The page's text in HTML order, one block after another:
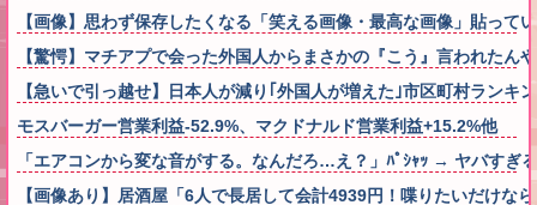
【画像】思わず保存したくなる「笑える画像・最高な画像」貼って
【驚愕】マチアプで会った外国人からまさかの『こう』言われたん
【急いで引っ越せ】日本人が減り｢外国人が増えた｣市区町村ラン
モスバーガー営業利益-52.9%、マクドナルド営業利益+15.2%他
「エアコンから変な音がする。なんだろ…え？」ﾊﾟｼｬｯ → ヤバすぎ
【画像あり】居酒屋「6人で長居して会計4939円！喋りたいだけな